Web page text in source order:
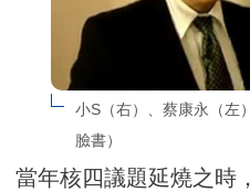
小S（右）、蔡康永（左
臉書）
當年核四議題延燒之時